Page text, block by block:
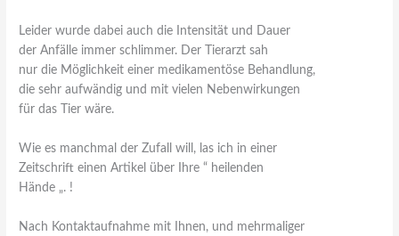
Leider wurde dabei auch die Intensität und Dauer
der Anfälle immer schlimmer. Der Tierarzt sah
nur die Möglichkeit einer medikamentöse Behandlung,
die sehr aufwändig und mit vielen Nebenwirkungen
für das Tier wäre.
Wie es manchmal der Zufall will, las ich in einer
Zeitschrift einen Artikel über Ihre “ heilenden
Hände „. !
Nach Kontaktaufnahme mit Ihnen, und mehrmaliger